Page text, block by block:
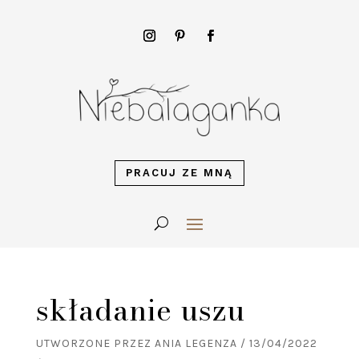
PRACUJ ZE MNĄ
składanie uszu
UTWORZONE PRZEZ ANIA LEGENZA / 13/04/2022